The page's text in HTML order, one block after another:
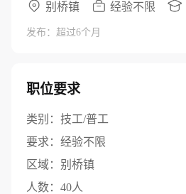
别桥镇 经验不限
发布：超过6个月
职位要求
类别： 技工/普工
要求： 经验不限
区域： 别桥镇
人数： 40人